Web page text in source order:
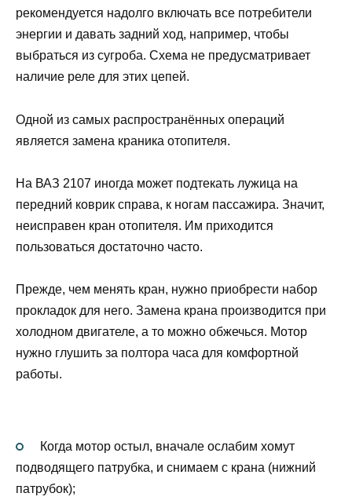
рекомендуется надолго включать все потребители
энергии и давать задний ход, например, чтобы
выбраться из сугроба. Схема не предусматривает
наличие реле для этих цепей.
Одной из самых распространённых операций
является замена краника отопителя.
На ВАЗ 2107 иногда может подтекать лужица на
передний коврик справа, к ногам пассажира. Значит,
неисправен кран отопителя. Им приходится
пользоваться достаточно часто.
Прежде, чем менять кран, нужно приобрести набор
прокладок для него. Замена крана производится при
холодном двигателе, а то можно обжечься. Мотор
нужно глушить за полтора часа для комфортной
работы.
Когда мотор остыл, вначале ослабим хомут
подводящего патрубка, и снимаем с крана (нижний
патрубок);